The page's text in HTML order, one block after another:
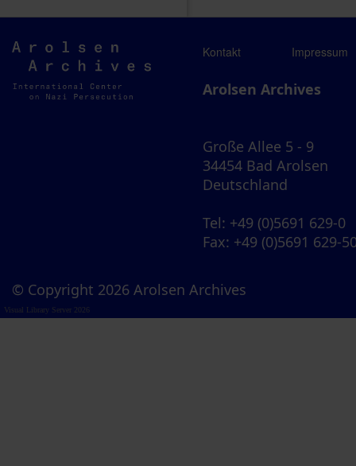
Arolsen
Archives
Kontakt Impressum
Arolsen Archives
Große Allee 5 - 9
34454 Bad Arolsen
Deutschland
Tel: +49 (0)5691 629-0
Fax: +49 (0)5691 629-
© Copyright 2026 Arolsen Archives
Visual Library Server 2026